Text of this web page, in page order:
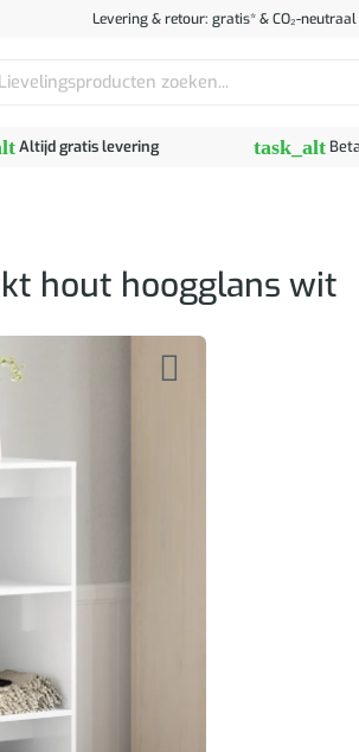
Levering & retour: gratis* & CO₂-neutraal
Altijd gratis levering task_alt
hout hoogglans wit